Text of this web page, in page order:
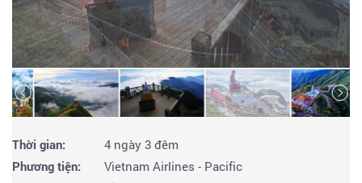
Thời gian:
4 ngày 3 đêm
Phương tiện:
Vietnam Airlines - Pacific